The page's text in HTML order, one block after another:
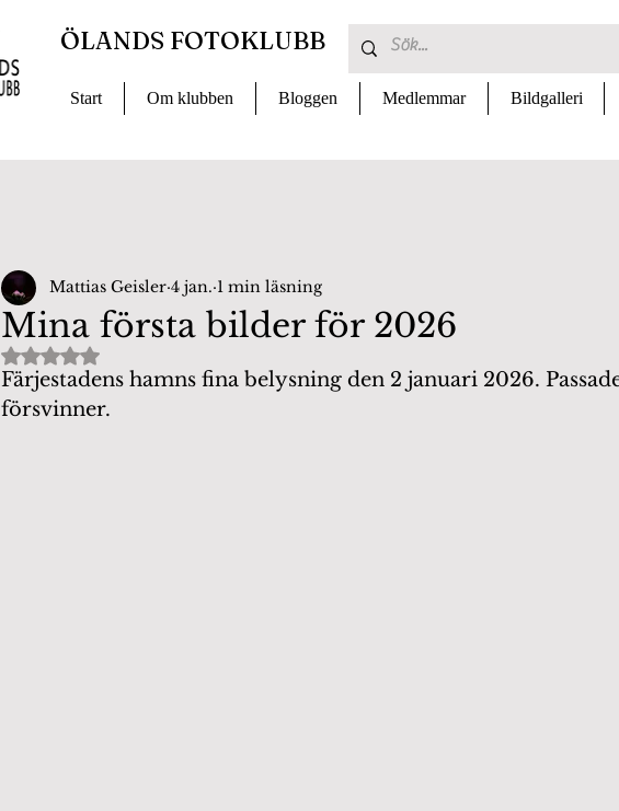
Start Om klubben Bloggen Medlemmar Bildgalleri
ÖLANDS FOTOKLUBB
Mina första bilder för 2026
Mattias Geisler 4 jan. 1 min läsning
Betygsatt till NaN av 5 stjärnor.
Färjestadens hamns fina belysning den 2 januari 2026.
försvinner.